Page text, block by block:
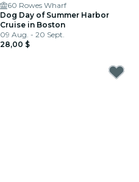
60 Rowes Wharf
Dog Day of Summer Harbor
Cruise in Boston
09 Aug. - 20 Sept.
28,00 $